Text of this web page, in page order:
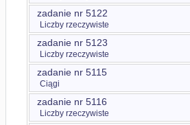
zadanie nr 5122
Liczby rzeczywiste
zadanie nr 5123
Liczby rzeczywiste
zadanie nr 5115
Ciągi
zadanie nr 5116
Liczby rzeczywiste